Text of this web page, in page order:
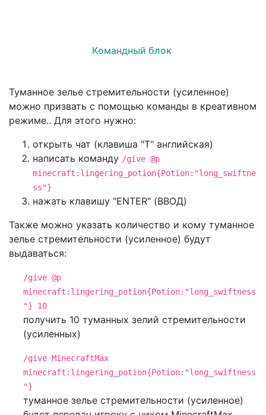
Командный блок
Туманное зелье стремительности (усиленное)
можно призвать с помощью команды в креативном
режиме.. Для этого нужно:
открыть чат (клавиша "T" английская)
написать команду /give @p
minecraft:lingering_potion{Potion:"long_swiftne
ss"}
нажать клавишу "ENTER" (ВВОД)
Также можно указать количество и кому туманное
зелье стремительности (усиленное) будут
выдаваться:
/give @p
minecraft:lingering_potion{Potion:"long_swiftness
"} 10
получить 10 туманных зелий стремительности
(усиленных)
/give MinecraftMax
minecraft:lingering_potion{Potion:"long_swiftness
"}
туманное зелье стремительности (усиленное)